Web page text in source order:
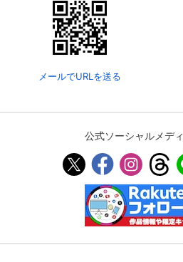
メールでURLを送る
公式ソーシャルメデ